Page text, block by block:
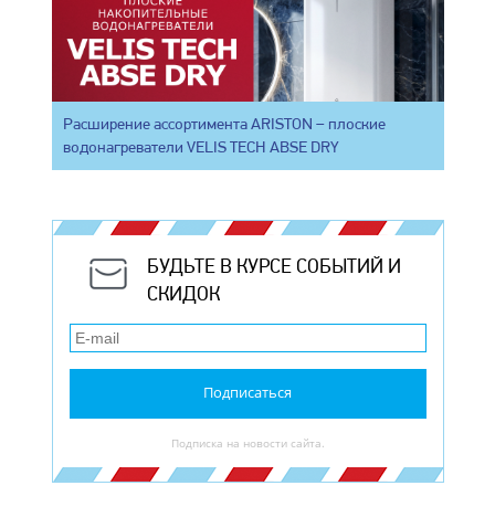
Расширение ассортимента ARISTON – плоские
водонагреватели VELIS TECH ABSE DRY
БУДЬТЕ В КУРСЕ СОБЫТИЙ И
СКИДОК
Подписаться
Подписка на новости сайта.